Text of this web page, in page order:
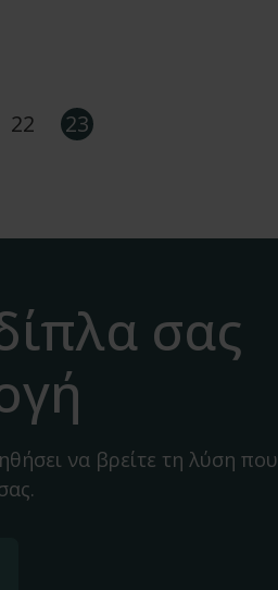
22 23
σας
να βρείτε τη λύση που